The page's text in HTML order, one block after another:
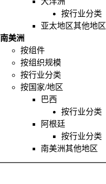
按行业分类
亚太地区其他地区
南美洲
按组件
按组织规模
按行业分类
按国家/地区
巴西
按行业分类
阿根廷
按行业分类
南美洲其他地区